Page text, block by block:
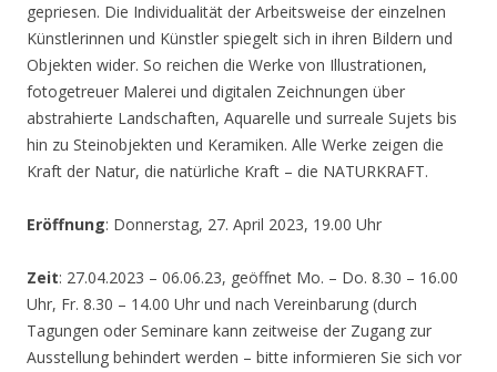
gepriesen. Die Individualität der Arbeitsweise der einzelnen
Künstlerinnen und Künstler spiegelt sich in ihren Bildern und
Objekten wider. So reichen die Werke von Illustrationen,
fotogetreuer Malerei und digitalen Zeichnungen über
abstrahierte Landschaften, Aquarelle und surreale Sujets bis
hin zu Steinobjekten und Keramiken. Alle Werke zeigen die
Kraft der Natur, die natürliche Kraft – die NATURKRAFT.
Eröffnung: Donnerstag, 27. April 2023, 19.00 Uhr
Zeit: 27.04.2023 – 06.06.23, geöffnet Mo. – Do. 8.30 – 16.00
Uhr, Fr. 8.30 – 14.00 Uhr und nach Vereinbarung (durch
Tagungen oder Seminare kann zeitweise der Zugang zur
Ausstellung behindert werden – bitte informieren Sie sich vor